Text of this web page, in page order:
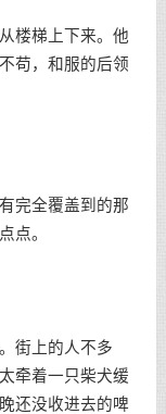
楼梯上下来。他
苟，和服的后领
全覆盖到的那
点。
街上的人不多
牵着一只柴犬缓
还没收进去的啤